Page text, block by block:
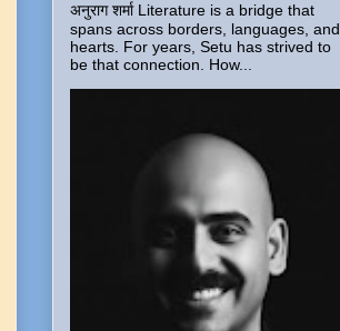
अनुराग शर्मा Literature is a bridge that
spans across borders, languages, and
hearts. For years, Setu has strived to
be that connection. How...